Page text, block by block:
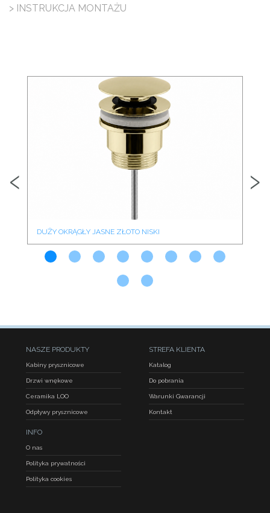
> INSTRUKCJA MONTAŻU
DUŻY OKRĄGŁY JASNE ZŁOTO NISKI
‹ ›
NASZE PRODUKTY
Kabiny prysznicowe
Drzwi wnękowe
Ceramika LOO
Odpływy prysznicowe
STREFA KLIENTA
Katalog
Do pobrania
Warunki Gwarancji
Kontakt
INFO
O nas
Polityka prywatności
Polityka cookies